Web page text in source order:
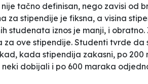
tačno definisan, nego zavisi od
za stipendije je fiksna, a visina
studenata iznos je manji, i obratno.
za ove stipendije. Studenti tvrde
kada stipendija zakasni, po
dobijali i po 600 maraka